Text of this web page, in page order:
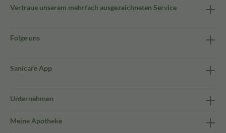
Vertraue unserem mehrfach ausgezeichneten Service
Folge uns
Sanicare App
Unternehmen
Meine Apotheke